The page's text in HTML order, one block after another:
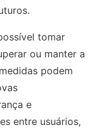
tomar
ou manter a
podem
e
entre usuários,